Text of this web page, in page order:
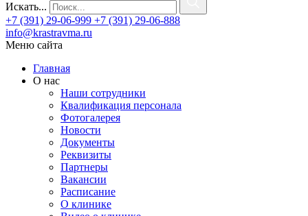
Искать...
+7 (391) 29-06-999 +7 (391) 29-06-888
info@krastravma.ru
Меню сайта
Главная
О нас
Наши сотрудники
Квалификация персонала
Фотогалерея
Новости
Документы
Реквизиты
Партнеры
Вакансии
Расписание
О клинике